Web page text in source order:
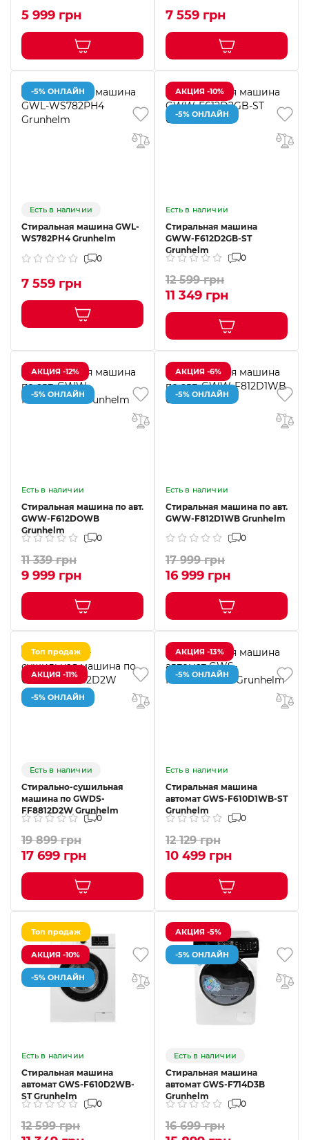
5 999 грн 7 559 грн
-5% ОНЛАЙН
Есть в наличии
Стиральная машина GWL-
WS782PH4 Grunhelm
0
7 559 грн
АКЦИЯ -10%
-5% ОНЛАЙН
Есть в наличии
Стиральная машина
GWW-F612D2GB-ST
Grunhelm
0
12 599 грн
11 349 грн
АКЦИЯ -12%
-5% ОНЛАЙН
Есть в наличии
Стиральная машина по авт.
GWW-F612DOWB
Grunhelm
0
11 339 грн
9 999 грн
АКЦИЯ -6%
-5% ОНЛАЙН
Есть в наличии
Стиральная машина по авт.
GWW-F812D1WB Grunhelm
0
17 999 грн
16 999 грн
Топ продаж
АКЦИЯ -11%
-5% ОНЛАЙН
Есть в наличии
Стирально-сушильная
машина по GWDS-
FF8812D2W Grunhelm
0
19 899 грн
17 699 грн
АКЦИЯ -13%
-5% ОНЛАЙН
Есть в наличии
Стиральная машина
автомат GWS-F610D1WB-ST
Grunhelm
0
12 129 грн
10 499 грн
Топ продаж
АКЦИЯ -10%
-5% ОНЛАЙН
Есть в наличии
Стиральная машина
автомат GWS-F610D2WB-
ST Grunhelm
0
12 599 грн
АКЦИЯ -5%
-5% ОНЛАЙН
Есть в наличии
Стиральная машина
автомат GWS-F714D3B
Grunhelm
0
16 699 грн